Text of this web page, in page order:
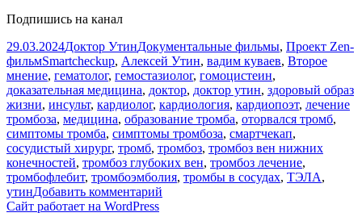
Подпишись на канал
Опубликовано
29.03.2024Автор
Доктор УтинРубрики
Документальные фильмы, Проект Zen-
фильмМетки
Smartcheckup, Алексей Утин, вадим куваев, Второе
мнение, гематолог, гемостазиолог, гомоцистеин,
доказательная медицина, доктор, доктор утин, здоровый образ
жизни, инсульт, кардиолог, кардиология, кардиопоэт, лечение
тромбоза, медицина, образование тромба, оторвался тромб,
симптомы тромба, симптомы тромбоза, смартчекап,
сосудистый хирург, тромб, тромбоз, тромбоз вен нижних
конечностей, тромбоз глубоких вен, тромбоз лечение,
тромбофлебит, тромбоэмболия, тромбы в сосудах, ТЭЛА,
утинДобавить комментарий
Сайт работает на WordPress